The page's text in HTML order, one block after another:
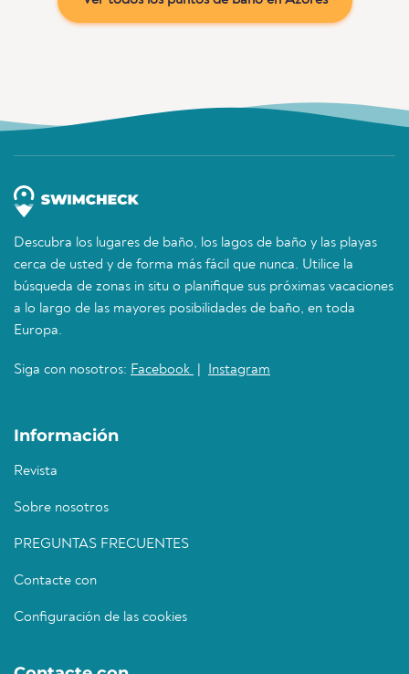
Descubra los lugares de baño, los lagos de baño y las playas
cerca de usted y de forma más fácil que nunca. Utilice la
búsqueda de zonas in situ o planifique sus próximas vacaciones
a lo largo de las mayores posibilidades de baño, en toda
Europa.
Siga con nosotros: Facebook Instagram
Información
Revista
Sobre nosotros
PREGUNTAS FRECUENTES
Contacte con
Configuración de las cookies